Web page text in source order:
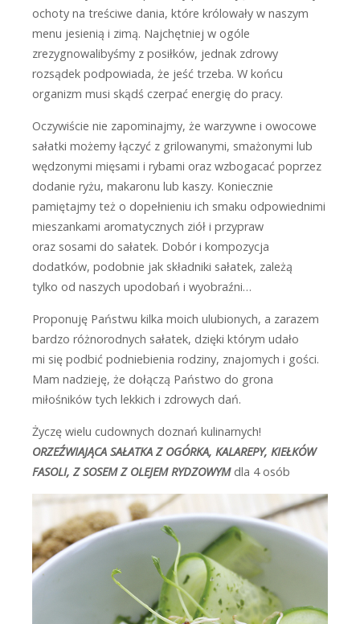
ochoty na treściwe dania, które królowały w naszym
menu jesienią i zimą. Najchętniej w ogóle
zrezygnowalibyśmy z posiłków, jednak zdrowy
rozsądek podpowiada, że jeść trzeba. W końcu
organizm musi skądś czerpać energię do pracy.
Oczywiście nie zapominajmy, że warzywne i owocowe
sałatki możemy łączyć z grilowanymi, smażonymi lub
wędzonymi mięsami i rybami oraz wzbogacać poprzez
dodanie ryżu, makaronu lub kaszy. Koniecznie
pamiętajmy też o dopełnieniu ich smaku odpowiednimi
mieszankami aromatycznych ziół i przypraw
oraz sosami do sałatek. Dobór i kompozycja
dodatków, podobnie jak składniki sałatek, zależą
tylko od naszych upodobań i wyobraźni…
Proponuję Państwu kilka moich ulubionych, a zarazem
bardzo różnorodnych sałatek, dzięki którym udało
mi się podbić podniebienia rodziny, znajomych i gości.
Mam nadzieję, że dołączą Państwo do grona
miłośników tych lekkich i zdrowych dań.
Życzę wielu cudownych doznań kulinarnych!
ORZEŹWIAJĄCA SAŁATKA Z OGÓRKA, KALAREPY, KIEŁKÓW
FASOLI, Z SOSEM Z OLEJEM RYDZOWYM dla 4 osób